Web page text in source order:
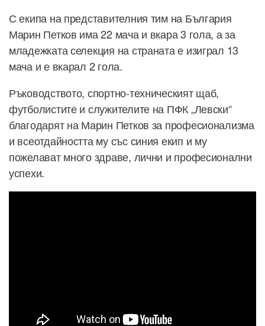
С екипа на представителния тим на България
Марин Петков има 22 мача и вкара 3 гола, а за
младежката селекция на страната е изиграл 13
мача и е вкарал 2 гола.
Ръководството, спортно-техническият щаб,
футболистите и служителите на ПФК „Левски“
благодарят на Марин Петков за професионализма
и всеотдайността му със синия екип и му
пожелават много здраве, лични и професионални
успехи.